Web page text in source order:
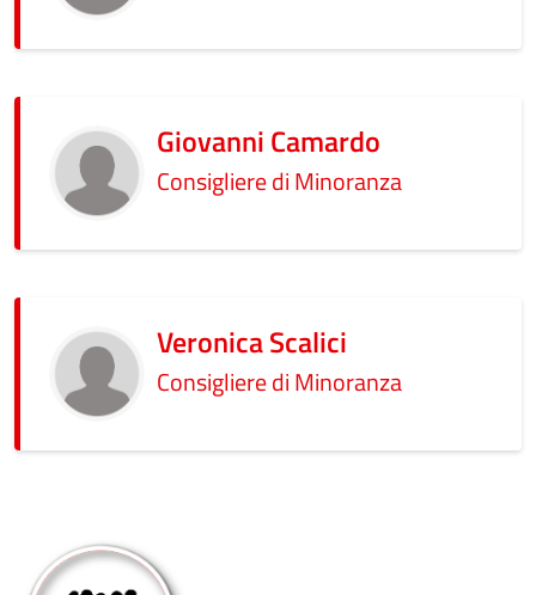
Giovanni Camardo
Consigliere di Minoranza
Veronica Scalici
Consigliere di Minoranza